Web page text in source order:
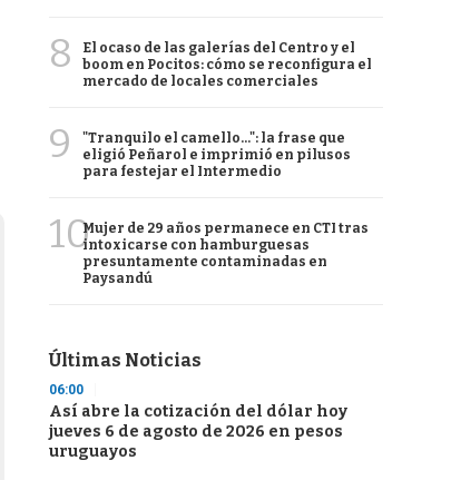
8
El ocaso de las galerías del Centro y el
boom en Pocitos: cómo se reconfigura el
mercado de locales comerciales
9
"Tranquilo el camello...": la frase que
eligió Peñarol e imprimió en pilusos
para festejar el Intermedio
10Mujer de 29 años permanece en CTI tras
intoxicarse con hamburguesas
presuntamente contaminadas en
Paysandú
Últimas Noticias
06:00
Así abre la cotización del dólar hoy
jueves 6 de agosto de 2026 en pesos
uruguayos